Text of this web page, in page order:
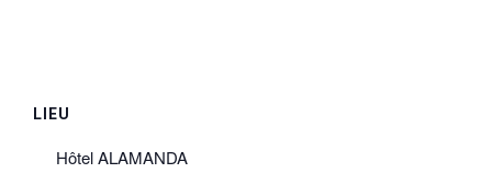
LIEU
Hôtel ALAMANDA